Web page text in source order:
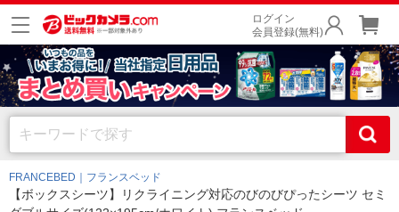
ログイン
会員登録(無料)
FRANCEBED｜フランスベッド
【ボックスシーツ】リクライニング対応のびのびぴったシーツ セミ